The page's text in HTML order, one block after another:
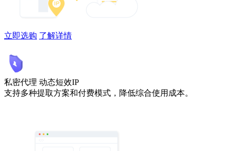
立即选购 了解详情
私密代理 动态短效IP
支持多种提取方案和付费模式，降低综合使用成本。